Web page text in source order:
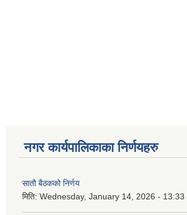
नगर कार्यपालिकाका निर्णयहरु
सातौ बैठकको निर्णय
मिति: Wednesday, January 14, 2026 - 13:33